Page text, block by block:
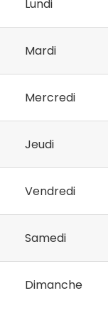
Lundi
Mardi
Mercredi
Jeudi
Vendredi
Samedi
Dimanche